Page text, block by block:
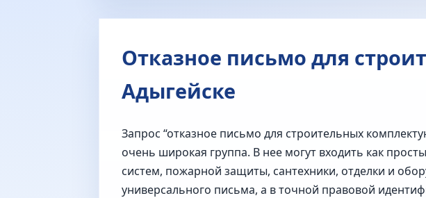
Отказное письмо для
Адыгейске
Запрос “отказное письмо для строительных
очень широкая группа. В нее могут входить как
систем, пожарной защиты, сантехники, отделки и
универсального письма, а в точной правовой